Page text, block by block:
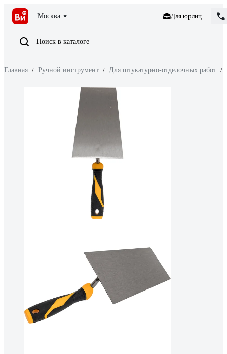
Москва Для юрлиц
Поиск в каталоге
Главная / Ручной инструмент / Для штукатурно-отделочных работ /